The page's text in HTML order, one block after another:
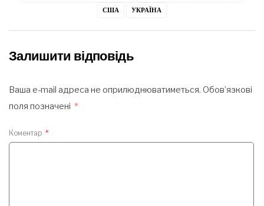
США
УКРАЇНА
Залишити відповідь
Ваша e-mail адреса не оприлюднюватиметься. Обов’язкові
поля позначені *
Коментар *